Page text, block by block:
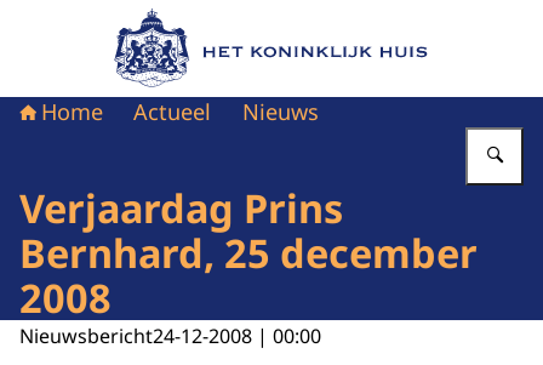
Naar de homepage van Het Koninklijk Huis
Home Actueel Nieuws
Verjaardag Prins
Bernhard, 25 december
2008
Nieuwsbericht24-12-2008 | 00:00